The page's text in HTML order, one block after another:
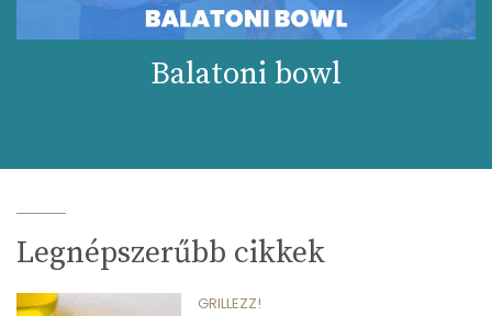
Balatoni bowl
Legnépszerűbb cikkek
GRILLEZZ!